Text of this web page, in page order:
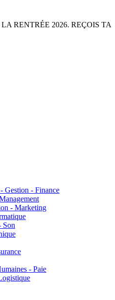
RENTRÉE 2026. REÇOIS TA
Gestion - Finance
- Marketing
Son
- Paie